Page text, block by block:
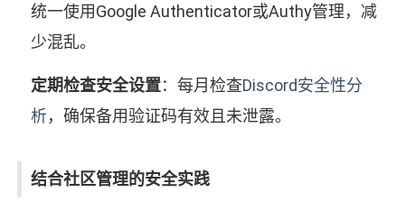
统一使用Google Authenticator或Authy管理，减
少混乱。
定期检查安全设置：每月检查Discord安全性分
析，确保备用验证码有效且未泄露。
结合社区管理的安全实践